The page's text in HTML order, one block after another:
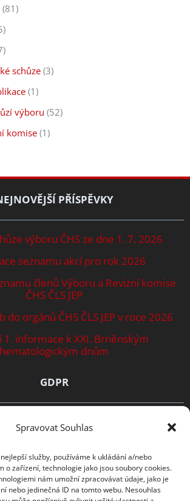
Spravovat Souhlas
služby, používáme k ukládání a/nebo
o zařízení, technologie jako jsou soubory cookies.
nám umožní zpracovávat údaje, jako je
nebo jedinečná ID na tomto webu. Nesouhlas
(81)
schůze(3)
(1)
výboru (52)
komise (1)
PŘÍSPĚVKY
výboru ČHS ze dne 1. 7. 2026
seznamu akcí pro rok 2026
členů Výboru a Revizní komise
ČHS ČLS JEP
do orgánů ČHS ČLS JEP v roce 2026
1. informace k XXI. Brněnským
hematologickým dnům
GDPR
ochrany osobních údajů
WEB PODPORUJE